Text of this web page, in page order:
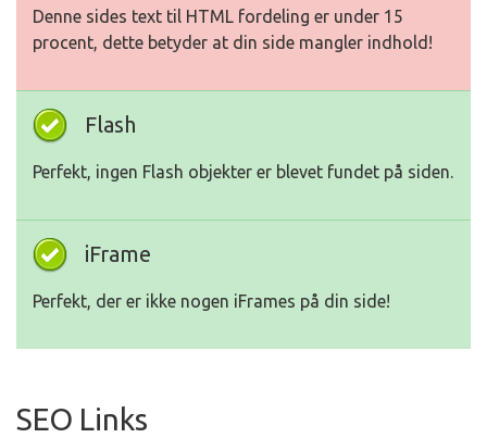
Denne sides text til HTML fordeling er under 15
procent, dette betyder at din side mangler indhold!
Flash
Perfekt, ingen Flash objekter er blevet fundet på siden.
iFrame
Perfekt, der er ikke nogen iFrames på din side!
SEO Links